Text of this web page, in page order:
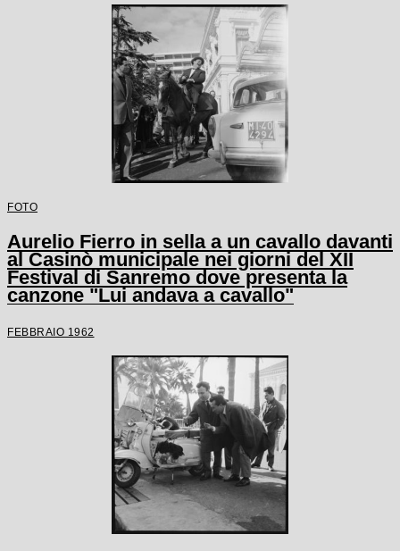
FOTO
Aurelio Fierro in sella a un cavallo davanti
al Casinò municipale nei giorni del XII
Festival di Sanremo dove presenta la
canzone "Lui andava a cavallo"
FEBBRAIO 1962